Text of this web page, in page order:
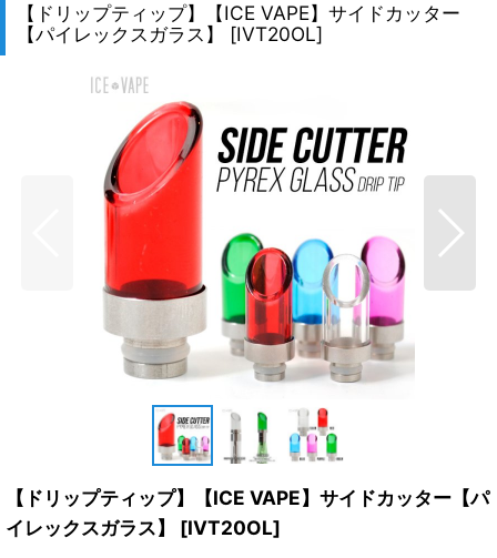
【ドリップティップ】【ICE VAPE】サイドカッター
【パイレックスガラス】
[IVT20OL]
【ドリップティップ】【ICE VAPE】サイドカッター【パ
イレックスガラス】
[IVT20OL]